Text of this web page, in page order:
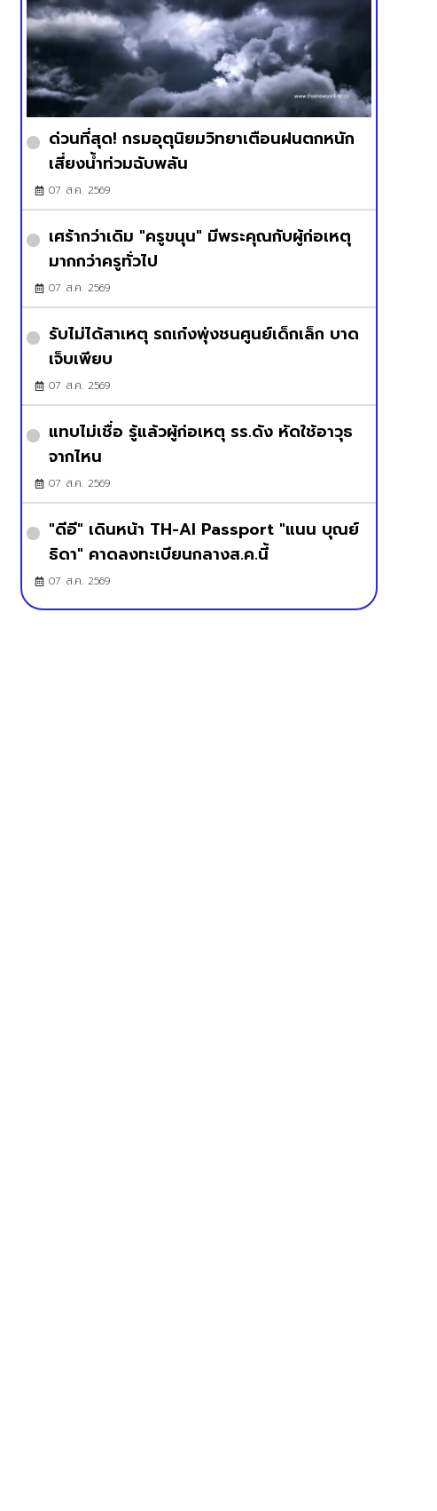
ด่วนที่สุด! กรมอุตุนิยมวิทยาเตือนฝนตกหนัก
เสี่ยงน้ำท่วมฉับพลัน
07 ส.ค. 2569
เศร้ากว่าเดิม "ครูขนุน" มีพระคุณกับผู้ก่อเหตุ
มากกว่าครูทั่วไป
07 ส.ค. 2569
รับไม่ได้สาเหตุ รถเก๋งพุ่งชนศูนย์เด็กเล็ก บาด
เจ็บเพียบ
07 ส.ค. 2569
แทบไม่เชื่อ รู้แล้วผู้ก่อเหตุ รร.ดัง หัดใช้อาวุธ
จากไหน
07 ส.ค. 2569
"ดีอี" เดินหน้า TH-AI Passport "แนน บุณย์
ธิดา" คาดลงทะเบียนกลางส.ค.นี้
07 ส.ค. 2569